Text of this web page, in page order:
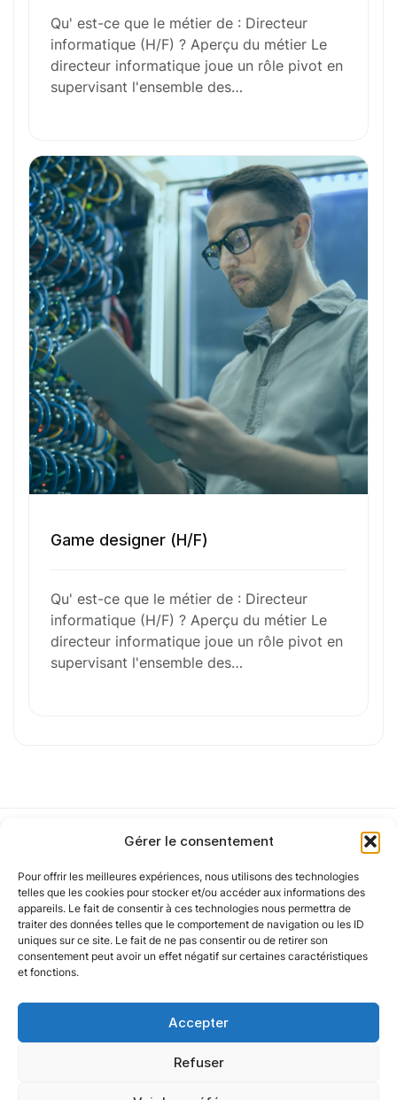
Gérer le consentement
Pour offrir les meilleures expériences, nous utilisons des technologies
telles que les cookies pour stocker et/ou accéder aux informations des
appareils. Le fait de consentir à ces technologies nous permettra de
traiter des données telles que le comportement de navigation ou les ID
uniques sur ce site. Le fait de ne pas consentir ou de retirer son
consentement peut avoir un effet négatif sur certaines caractéristiques
et fonctions.
Accepter
Refuser
l’aventure avecnous
N’attendez plus !
Déposez votre
Votre nom
Votre e-mail
Numéro de téléphone
Sélectionner une agence Oxygène Intérim/ BTT
Glisser & déposer les fichiers ici
ou
Parcourir les fichiers
Cet article a été partiellement rédigé à l’aide d’une intelligence artificielle et
Qu' est-ce que le métier de : Directeur
informatique (H/F) ? Aperçu du métier Le
directeur informatique joue un rôle pivot en
supervisant l'ensemble des…
Game designer (H/F)
Qu' est-ce que le métier de : Directeur
informatique (H/F) ? Aperçu du métier Le
directeur informatique joue un rôle pivot en
supervisant l'ensemble des…
Notre politique
Nos agences
Nos autres marques
Nos réseaux